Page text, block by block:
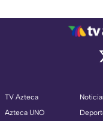
TV Azteca
Azteca UNO